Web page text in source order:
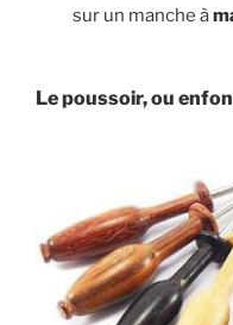
sur un manche à
Le poussoir, ou